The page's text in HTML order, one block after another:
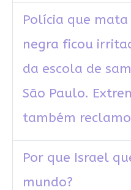
Polícia que
negra ficou
da escola de
São Paulo.
também
Por que Israel
mundo?